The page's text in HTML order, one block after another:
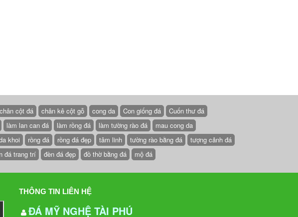
chân cột đá chân kê cột gỗ cong da Con giống đá
Cuốn thư đá
làm lan can đá làm rồng đá làm tường rào đá
mau cong da
khoi rồng đá rồng đá đẹp tâm linh tường rào bằng đá
tượng cảnh đá
đá trang trí đèn đá đẹp đồ thờ bằng đá mộ đá
THÔNG TIN LIÊN HỆ
ĐÁ MỸ NGHỆ TÀI PHÚ